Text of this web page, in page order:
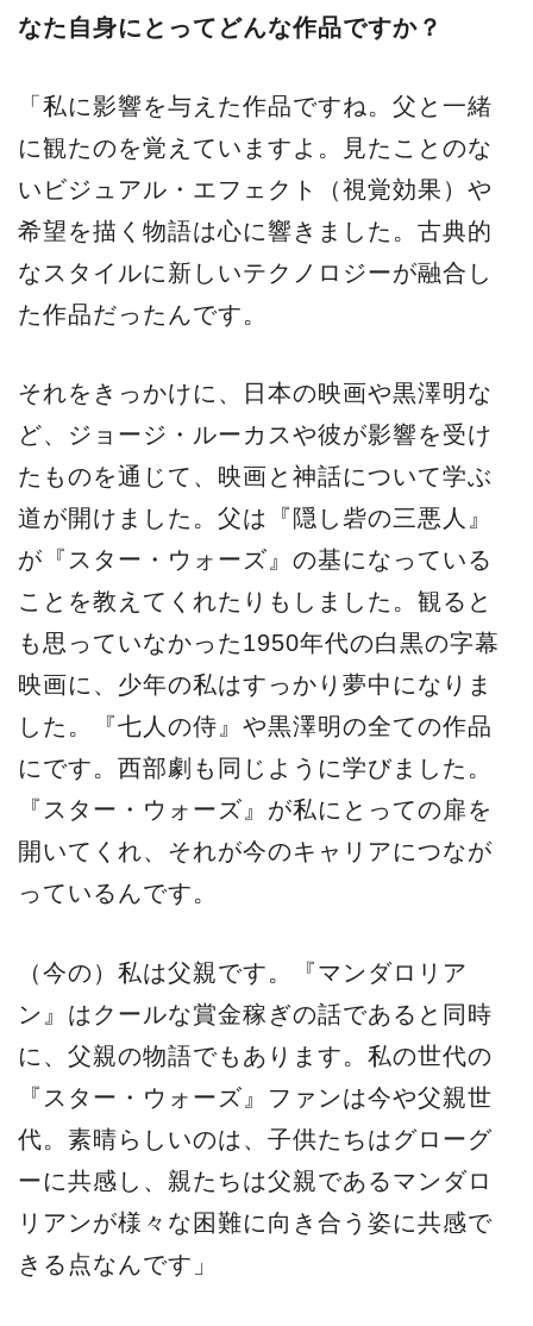
なた自身にとってどんな作品ですか？
「私に影響を与えた作品ですね。父と一緒
に観たのを覚えていますよ。見たことのな
いビジュアル・エフェクト（視覚効果）や
希望を描く物語は心に響きました。古典的
なスタイルに新しいテクノロジーが融合し
た作品だったんです。
それをきっかけに、日本の映画や黒澤明な
ど、ジョージ・ルーカスや彼が影響を受け
たものを通じて、映画と神話について学ぶ
道が開けました。父は『隠し砦の三悪人』
が『スター・ウォーズ』の基になっている
ことを教えてくれたりもしました。観ると
も思っていなかった1950年代の白黒の字幕
映画に、少年の私はすっかり夢中になりま
した。『七人の侍』や黒澤明の全ての作品
にです。西部劇も同じように学びました。
『スター・ウォーズ』が私にとっての扉を
開いてくれ、それが今のキャリアにつなが
っているんです。
（今の）私は父親です。『マンダロリア
ン』はクールな賞金稼ぎの話であると同時
に、父親の物語でもあります。私の世代の
『スター・ウォーズ』ファンは今や父親世
代。素晴らしいのは、子供たちはグローグ
ーに共感し、親たちは父親であるマンダロ
リアンが様々な困難に向き合う姿に共感で
きる点なんです」